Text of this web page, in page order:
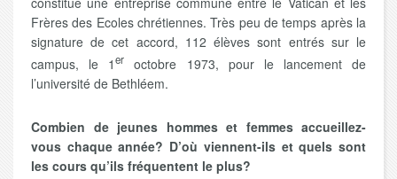
Frères des Ecoles chrétiennes. Très peu de temps après la
signature de cet accord, 112 élèves sont entrés sur le
campus, le 1er
octobre 1973, pour le lancement de
l’université de Bethléem.
Combien de jeunes hommes et femmes accueillez-
vous chaque année? D’où viennent-ils et quels sont
les cours qu’ils fréquentent le plus?